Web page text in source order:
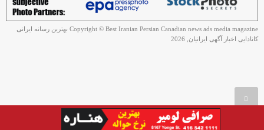
Copyright © Best Iranian Persian Canadian news ads media magazine بهترین رسانه ایرانی
کانادایی اخبار آگهی ایرانیان, 2026